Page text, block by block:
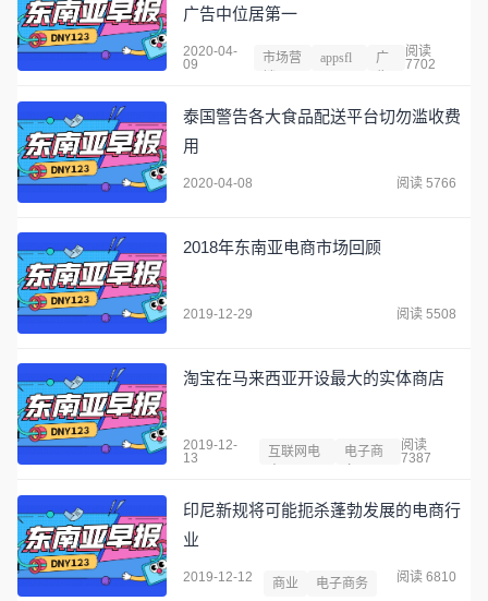
广告中位居第一
2020-04-
09
市场营
appsfl
广
阅读
7702
泰国警告各大食品配送平台切勿滥收费
用
2020-04-08 阅读 5766
2018年东南亚电商市场回顾
2019-12-29 阅读 5508
淘宝在马来西亚开设最大的实体商店
2019-12-
13
互联网电
电子商
阅读
7387
印尼新规将可能扼杀蓬勃发展的电商行
业
2019-12-12 商业 电子商务 阅读 6810